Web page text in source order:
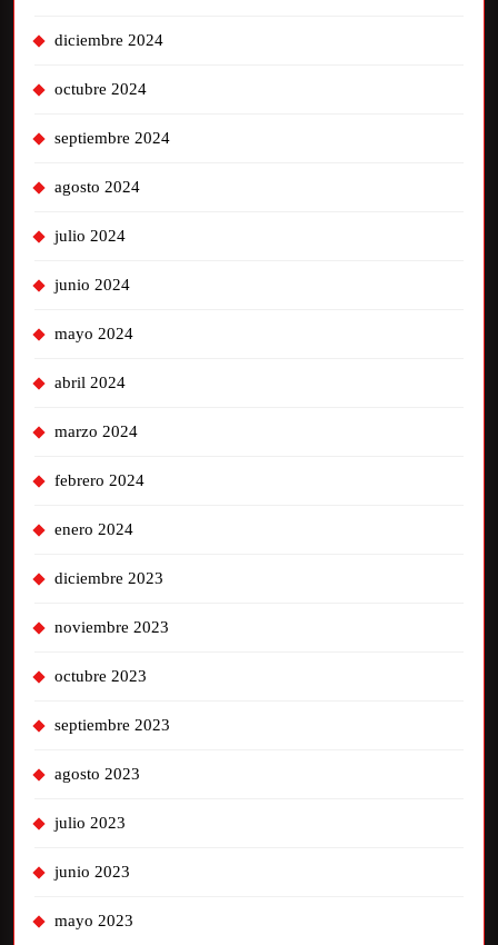
diciembre 2024
octubre 2024
septiembre 2024
agosto 2024
julio 2024
junio 2024
mayo 2024
abril 2024
marzo 2024
febrero 2024
enero 2024
diciembre 2023
noviembre 2023
octubre 2023
septiembre 2023
agosto 2023
julio 2023
junio 2023
mayo 2023